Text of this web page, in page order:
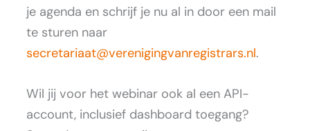
je agenda en schrijf je nu al in door een mail
te sturen naar
secretariaat@verenigingvanregistrars.nl.
Wil jij voor het webinar ook al een API-
account, inclusief dashboard toegang?